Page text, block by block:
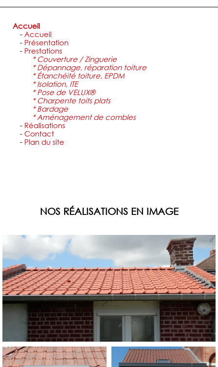
Accueil
- Accueil
- Présentation
- Prestations
* Couverture / Zinguerie
*Dépannage, réparation toiture
*Étanchéité toiture, EPDM
*Isolation, ITE
*Pose de VELUX®
* Charpente toits plats
*Bardage
*Aménagement de combles
- Réalisations
-Contact
- Plan du site
NOS RÉALISATIONS EN IMAGE